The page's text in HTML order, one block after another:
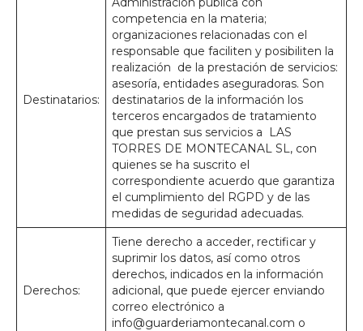
Destinatarios:
competencia en la materia;
organizaciones relacionadas con el
responsable que faciliten y posibiliten la
realización de la prestación de servicios:
asesoría, entidades aseguradoras. Son
destinatarios de la información los
terceros encargados de tratamiento
que prestan sus servicios a LAS
TORRES DE MONTECANAL SL, con
quienes se ha suscrito el
correspondiente acuerdo que garantiza
el cumplimiento del RGPD y de las
medidas de seguridad adecuadas.
Derechos:
Tiene derecho a acceder, rectificar y
suprimir los datos, así como otros
derechos, indicados en la información
adicional, que puede ejercer enviando
correo electrónico a
info@guarderiamontecanal.com o